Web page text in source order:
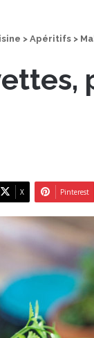
> Apéritifs >
X Pinterest